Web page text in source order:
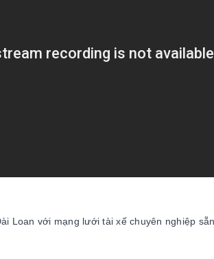
Loan với mạng lưới tài xế chuyên nghiệp